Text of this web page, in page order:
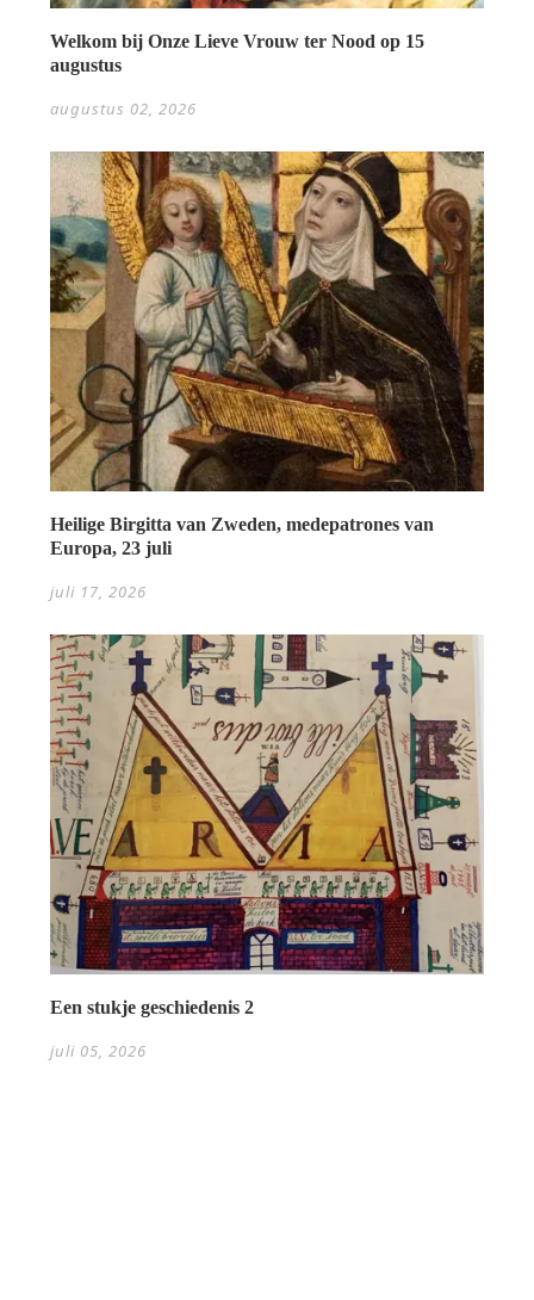
Welkom bij Onze Lieve Vrouw ter Nood op 15
augustus
augustus 02, 2026
Heilige Birgitta van Zweden, medepatrones van
Europa, 23 juli
juli 17, 2026
Een stukje geschiedenis 2
juli 05, 2026